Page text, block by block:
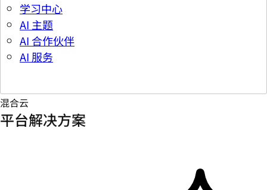
学习中心
AI 主题
AI 合作伙伴
AI 服务
混合云
平台解决方案